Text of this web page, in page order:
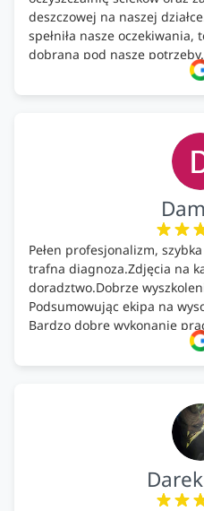
deszczowej na naszej
spełniła nasze
dobrana pod nasze
wykonany montaż w
Pełen profesjonalizm,
trafna diagnoza.Zdjęcia na
doradztwo.Dobrze
Podsumowując ekipa na
Bardzo dobre wykonanie